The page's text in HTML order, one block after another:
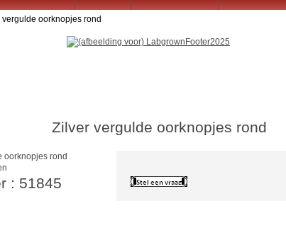
oorknopjes rond
Zilver vergulde oorknopjes rond
: 51845